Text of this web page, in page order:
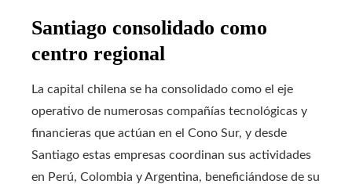
Santiago consolidado como
centro regional
La capital chilena se ha consolidado como el eje
operativo de numerosas compañías tecnológicas y
financieras que actúan en el Cono Sur, y desde
Santiago estas empresas coordinan sus actividades
en Perú, Colombia y Argentina, beneficiándose de su